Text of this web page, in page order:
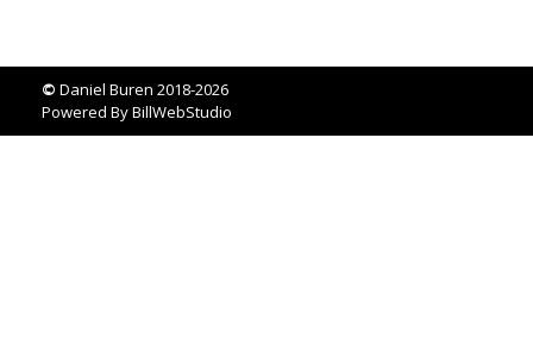
© Daniel Buren 2018-2026
Powered ByBillWebStudio